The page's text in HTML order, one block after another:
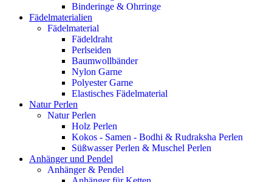
Binderinge & Ohrringe
Fädelmaterialien
Fädelmaterial
Fädeldraht
Perlseiden
Baumwollbänder
Nylon Garne
Polyester Garne
Elastisches Fädelmaterial
Natur Perlen
Natur Perlen
Holz Perlen
Kokos - Samen - Bodhi & Rudraksha Perlen
Süßwasser Perlen & Muschel Perlen
Anhänger und Pendel
Anhänger & Pendel